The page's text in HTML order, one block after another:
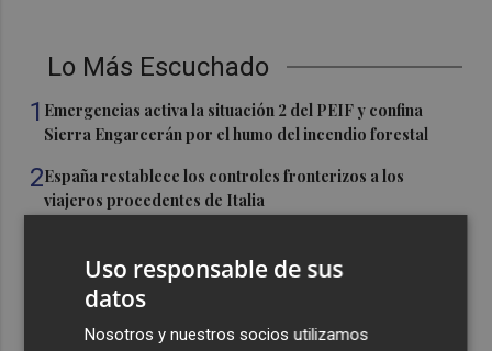
Lo Más Escuchado
1 Emergencias activa la situación 2 del PEIF y confina
Sierra Engarcerán por el humo del incendio forestal
2España restablece los controles fronterizos a los
viajeros procedentes de Italia
Ferran Torres, recibido con un baño de masas en su
pueblo: "Allá donde voy siempre digo que soy de Foios"
Uso responsable de sus
datos
Nosotros y nuestros socios utilizamos